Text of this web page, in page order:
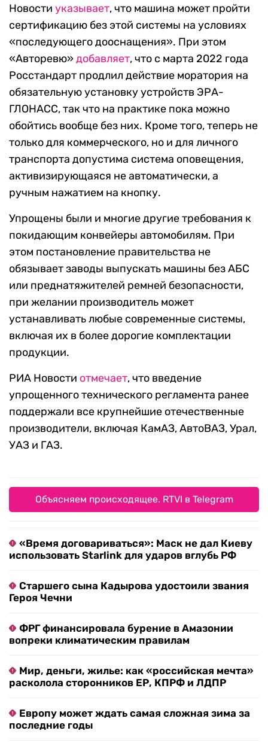
Новости указывает, что машина может пройти
сертификацию без этой системы на условиях
«последующего дооснащения». При этом
«Авторевю»добавляет, что с марта 2022 года
Росстандарт продлил действие моратория на
обязательную установку устройств ЭРА-
ГЛОНАСС, так что на практике пока можно
обойтись вообще без них. Кроме того, теперь не
только для коммерческого, но и для личного
транспорта допустима система оповещения,
активизирующаяся не автоматически, а
ручным нажатием на кнопку.
Упрощены были и многие другие требования к
покидающим конвейеры автомобилям. При
этом постановление правительства не
обязывает заводы выпускать машины без АБС
или преднатяжителей ремней безопасности,
при желании производитель может
устанавливать любые современные системы,
включая их в более дорогие комплектации
продукции.
РИА Новости отмечает, что введение
упрощенного технического регламента ранее
поддержали все крупнейшие отечественные
производители, включая КамАЗ, АвтоВАЗ, Урал,
УАЗ и ГАЗ.
Объясняем происходящее. RTVI в Telegram
«Время договариваться»: Маск не дал Киеву
использовать Starlink для ударов вглубь РФ
Старшего сына Кадырова удостоили звания
Героя Чечни
ФРГ финансировала бурение в Амазонии
вопреки климатическим правилам
Мир, деньги, жилье: как «российская мечта»
расколола сторонников ЕР, КПРФ и ЛДПР
Европу может ждать самая сложная зима за
последние годы